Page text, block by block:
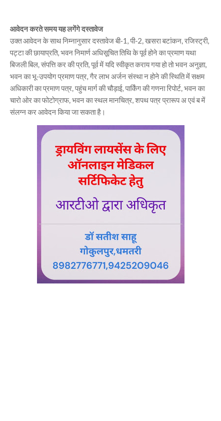
आवेदन करते समय यह लगेंगे दस्तावेज
उक्त आवेदन के साथ निम्नानुसार दस्तावेज बी-1, पी-2, खसरा बटांकन, रजिस्ट्री,
पट्टा की छायाप्रति, भवन निमार्ण अधिसूचित तिथि के पूर्व होने का प्रमाण यथा
बिजली बिल, संपत्ति कर की प्रति, पूर्व में यदि स्वीकृत कराय गया हो तो भवन अनुज्ञा,
भवन का भू-उपयोग प्रमाण पत्र, गैर लाभ अर्जन संस्था न होने की स्थिति में सक्षम
अधिकारी का प्रमाण पत्र, पहुंच मार्ग की चौड़ाई, पार्किंग की गणना रिपोर्ट, भवन का
चारो ओर का फोटोग्राफ, भवन का स्थल मानचित्र, शपथ पत्र प्रारूप अ एवं ब में
संलग्न कर आवेदन किया जा सकता है।